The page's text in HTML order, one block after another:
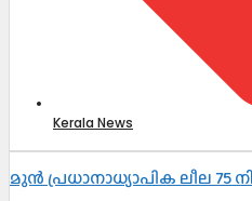
Kerala News
മുൻ